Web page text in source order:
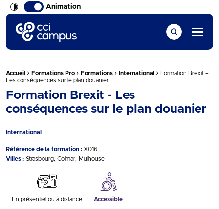
Animation
CCI Campus La formation qui vous ressemble
Menu
Fil d'Ariane :
Accueil › Formations Pro › Formations › International › Formation Brexit –
Les conséquences sur le plan douanier
Formation Brexit - Les
conséquences sur le plan douanier
International
Référence de la formation : X016
Villes : Strasbourg Colmar Mulhouse
En présentiel ou à distance Accessible